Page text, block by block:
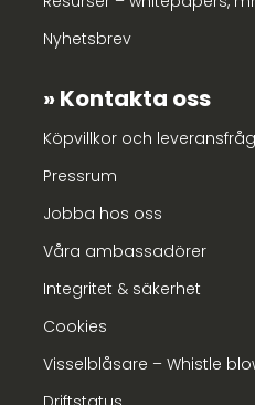
Nyhetsbrev
Kontakta oss
Köpvillkor och
Pressrum
Jobba hos oss
Våra ambassadörer
Integritet & säkerhet
Cookies
Visselblåsare – Whistle